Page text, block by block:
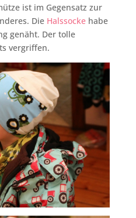
ist im Gegensatz zur
Die Halssockehabe
genäht. Der tolle
vergriffen.